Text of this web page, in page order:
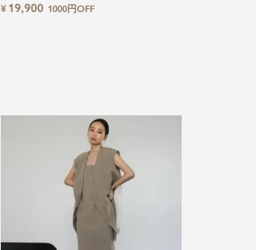
ーティードレス
¥ 19,900 1000円OFF